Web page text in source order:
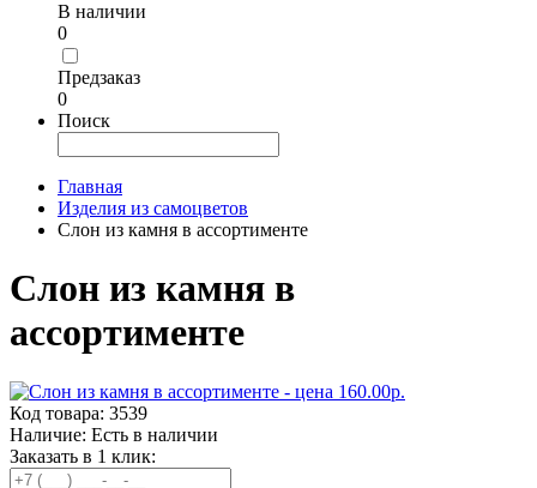
В наличии
0
Предзаказ
0
Поиск
Главная
Изделия из самоцветов
Слон из камня в ассортименте
Слон из камня в
ассортименте
Код товара: 3539
Наличие: Есть в наличии
Заказать в 1 клик: